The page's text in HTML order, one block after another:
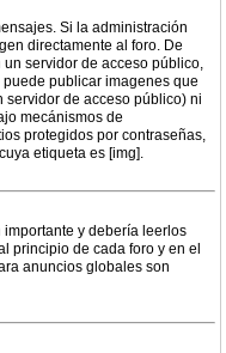
Si la administración
directamente al foro. De
servidor de acceso público,
publicar imagenes que
servidor de acceso público) ni
mecánismos de
protegidos por contraseñas,
etiqueta es [img].
y debería leerlos
principio de cada foro y en el
anuncios globales son